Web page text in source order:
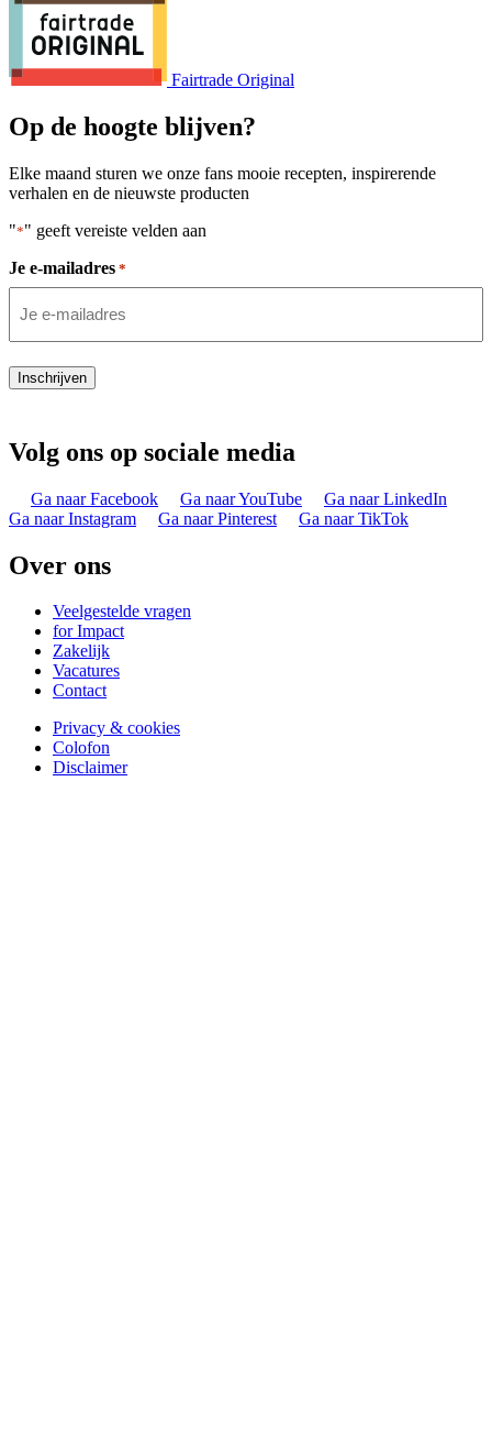
Fairtrade Original
Op de hoogte blijven?
Elke maand sturen we onze fans mooie recepten, inspirerende
verhalen en de nieuwste producten
"*" geeft vereiste velden aan
Je e-mailadres *
Inschrijven
Volg ons op sociale media
Ga naar Facebook Ga naar YouTube
Ga naar LinkedIn
Ga naar Instagram
Ga naar Pinterest Ga naar TikTok
Over ons
Veelgestelde vragen
for Impact
Zakelijk
Vacatures
Contact
Privacy & cookies
Colofon
Disclaimer